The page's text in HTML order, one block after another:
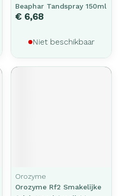
Beaphar Tandspray 150ml
€ 6,68
Niet beschikbaar
Orozyme
Orozyme Rf2 Smakelijke